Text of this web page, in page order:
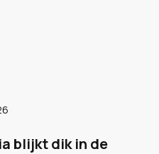
blijkt dik in de